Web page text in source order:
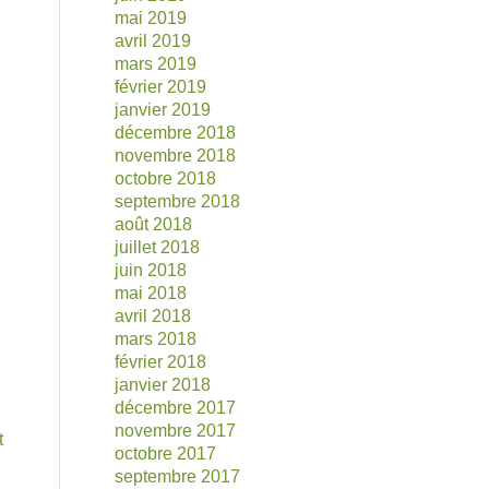
mai 2019
avril 2019
mars 2019
février 2019
janvier 2019
décembre 2018
novembre 2018
octobre 2018
septembre 2018
août 2018
juillet 2018
juin 2018
mai 2018
avril 2018
mars 2018
février 2018
janvier 2018
décembre 2017
novembre 2017
octobre 2017
septembre 2017